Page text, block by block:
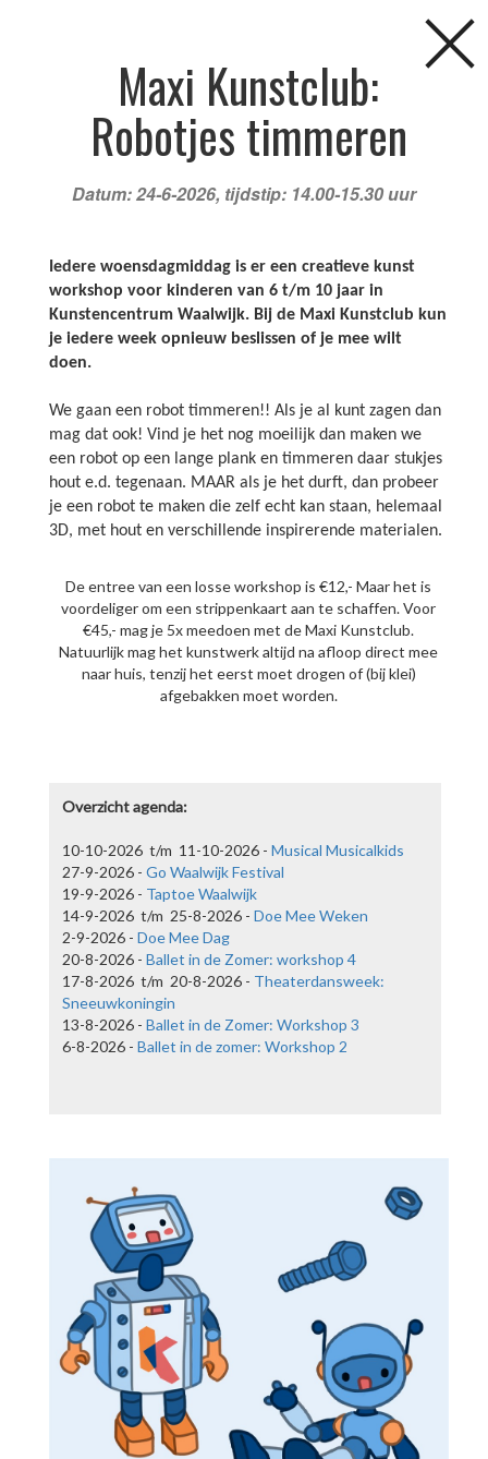
FAQ NIEUWS AGENDA CURSUSSEN
KINDERFEESTJES
Agenda
Ballet in de zomer: Workshop 2
6-8-2026
Ballerina Sophie van Laar geeft in de zomervakantie een aantal
ballet workshops. Inschrijven kan voor €12,50 per les via het
formulier hieronder. lees meer
Ballet in de Zomer: Workshop 3
Ballerina Sophie van Laar geeft in de zomervakantie een aantal
Maxi Kunstclub:
Robotjes timmeren
Datum: 24-6-2026, tijdstip: 14.00-15.30 uur
Iedere woensdagmiddag is er een creatieve kunst
workshop voor kinderen van 6 t/m 10 jaar in
Kunstencentrum Waalwijk. Bij de Maxi Kunstclub kun
je iedere week opnieuw beslissen of je mee wilt
doen.
We gaan een robot timmeren!! Als je al kunt zagen dan
mag dat ook! Vind je het nog moeilijk dan maken we
een robot op een lange plank en timmeren daar stukjes
hout e.d. tegenaan. MAAR als je het durft, dan probeer
je een robot te maken die zelf echt kan staan, helemaal
3D, met hout en verschillende inspirerende materialen.
De entree van een losse workshop is €12,- Maar het is
voordeliger om een strippenkaart aan te schaffen. Voor
€45,- mag je 5x meedoen met de Maxi Kunstclub.
Natuurlijk mag het kunstwerk altijd na afloop direct mee
naar huis, tenzij het eerst moet drogen of (bij klei)
afgebakken moet worden.
Overzicht agenda:
10-10-2026 t/m 11-10-2026 - Musical Musicalkids
27-9-2026 - Go Waalwijk Festival
19-9-2026 - Taptoe Waalwijk
14-9-2026 t/m 25-8-2026 - Doe Mee Weken
2-9-2026 - Doe Mee Dag
20-8-2026 - Ballet in de Zomer: workshop 4
17-8-2026 t/m 20-8-2026 - Theaterdansweek:
Sneeuwkoningin
13-8-2026 - Ballet in de Zomer: Workshop 3
6-8-2026 - Ballet in de zomer: Workshop 2